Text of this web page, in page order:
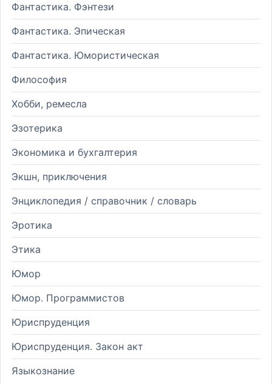
Фантастика. Фэнтези
Фантастика. Эпическая
Фантастика. Юмористическая
Философия
Хобби, ремесла
Эзотерика
Экономика и бухгалтерия
Экшн, приключения
Энциклопедия / справочник / словарь
Эротика
Этика
Юмор
Юмор. Программистов
Юриспруденция
Юриспруденция. Закон акт
Языкознание